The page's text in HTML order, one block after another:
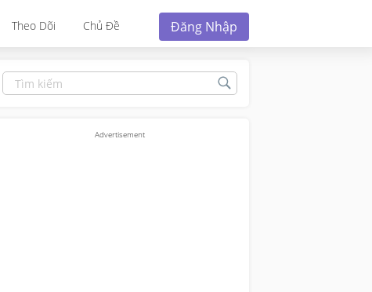
Theo Dõi Chủ Đề Đăng Nhập